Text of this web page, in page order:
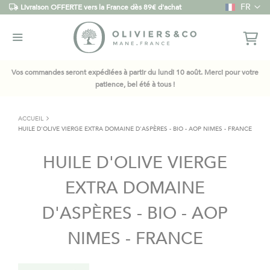
Livraison OFFERTE vers la France dès 89€ d'achat LangueFR
Vos commandes seront expédiées à partir du lundi 10 août. Merci pour votre
patience, bel été à tous !
ACCUEIL
HUILE D'OLIVE VIERGE EXTRA DOMAINE D'ASPÈRES - BIO - AOP NIMES - FRANCE
HUILE D'OLIVE VIERGE
EXTRA DOMAINE
D'ASPÈRES - BIO - AOP
NIMES - FRANCE